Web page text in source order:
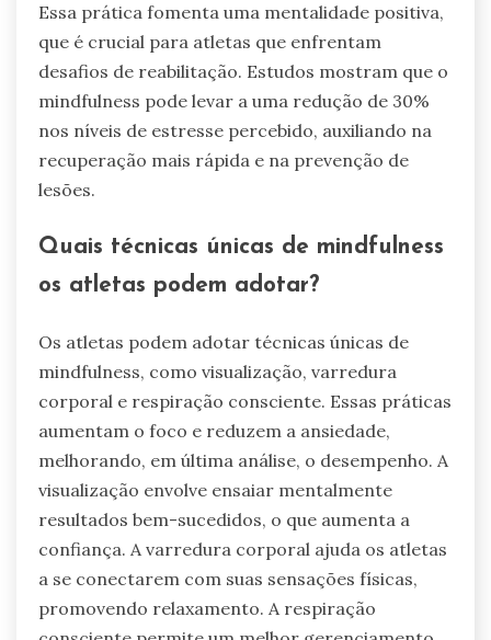
Essa prática fomenta uma mentalidade positiva,
que é crucial para atletas que enfrentam
desafios de reabilitação. Estudos mostram que o
mindfulness pode levar a uma redução de 30%
nos níveis de estresse percebido, auxiliando na
recuperação mais rápida e na prevenção de
lesões.
Quais técnicas únicas de mindfulness
os atletas podem adotar?
Os atletas podem adotar técnicas únicas de
mindfulness, como visualização, varredura
corporal e respiração consciente. Essas práticas
aumentam o foco e reduzem a ansiedade,
melhorando, em última análise, o desempenho. A
visualização envolve ensaiar mentalmente
resultados bem-sucedidos, o que aumenta a
confiança. A varredura corporal ajuda os atletas
a se conectarem com suas sensações físicas,
promovendo relaxamento. A respiração